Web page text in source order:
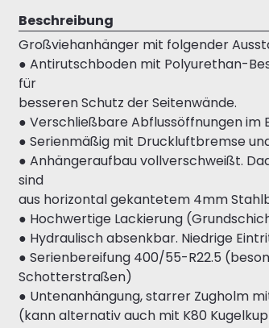
Beschreibung
Großviehanhänger mit folgender
● Antirutschboden mit Polyurethan-
für
besseren Schutz der Seitenwände.
● Verschließbare Abflussöffnungen im
● Serienmäßig mit Druckluftbremse
● Anhängeraufbau vollverschweißt.
sind
aus horizontal gekantetem 4mm
● Hochwertige Lackierung
● Hydraulisch absenkbar. Niedrige
● Serienbereifung 400/55-R22.5
Schotterstraßen)
● Untenanhängung, starrer Zugholm
(kann alternativ auch mit K80